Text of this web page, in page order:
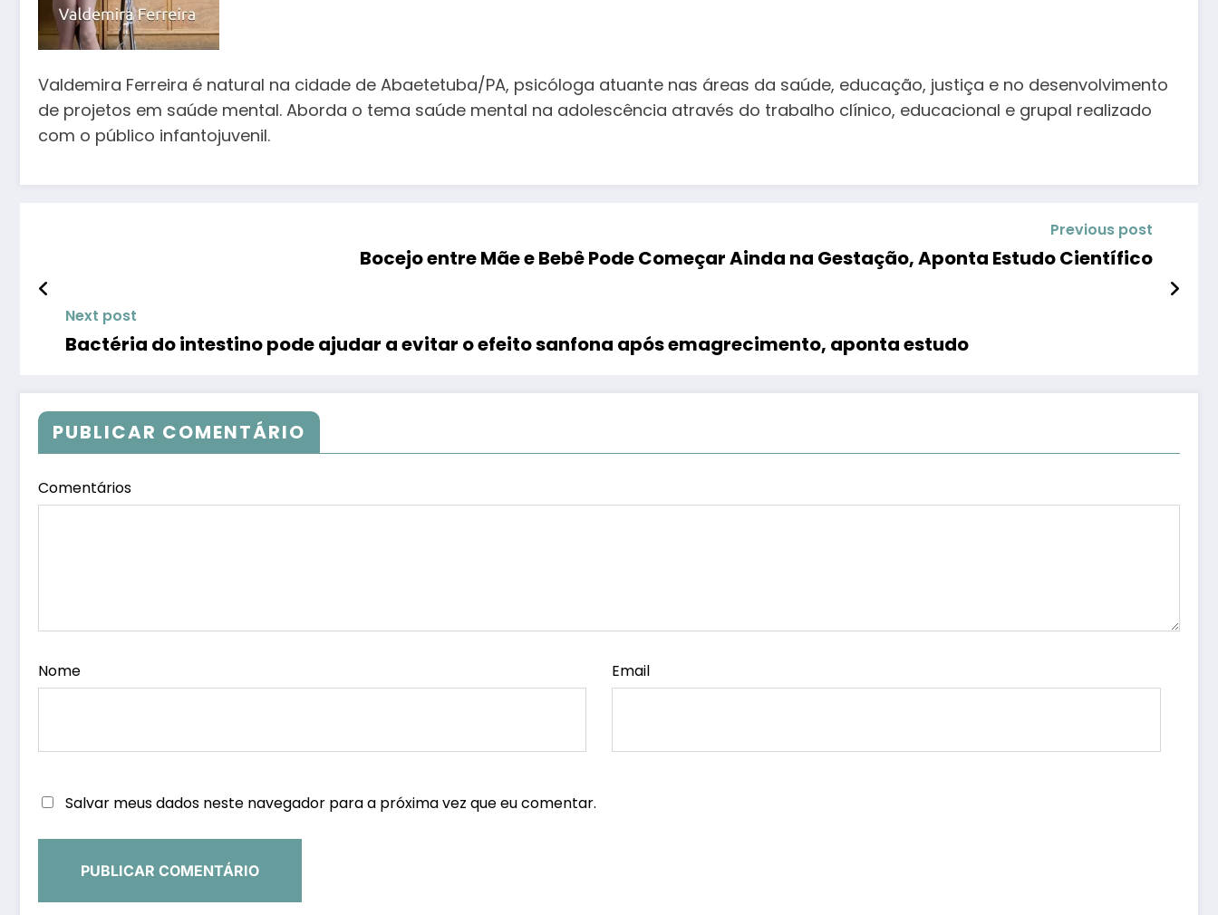
Valdemira Ferreira é natural na cidade de Abaetetuba/PA, psicóloga atuante nas áreas da saúde, educação, justiça e no desenvolvimento
de projetos em saúde mental. Aborda o tema saúde mental na adolescência através do trabalho clínico, educacional e grupal realizado
com o público infantojuvenil.
Previous post
Bocejo entre Mãe e Bebê Pode Começar Ainda na Gestação, Aponta Estudo Científico
Next post
Bactéria do intestino pode ajudar a evitar o efeito sanfona após emagrecimento, aponta estudo
PUBLICAR COMENTÁRIO
Comentários
Nome Email
Salvar meus dados neste navegador para a próxima vez que eu comentar.